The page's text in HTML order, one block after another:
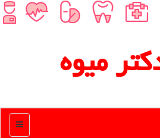
میوه
منو